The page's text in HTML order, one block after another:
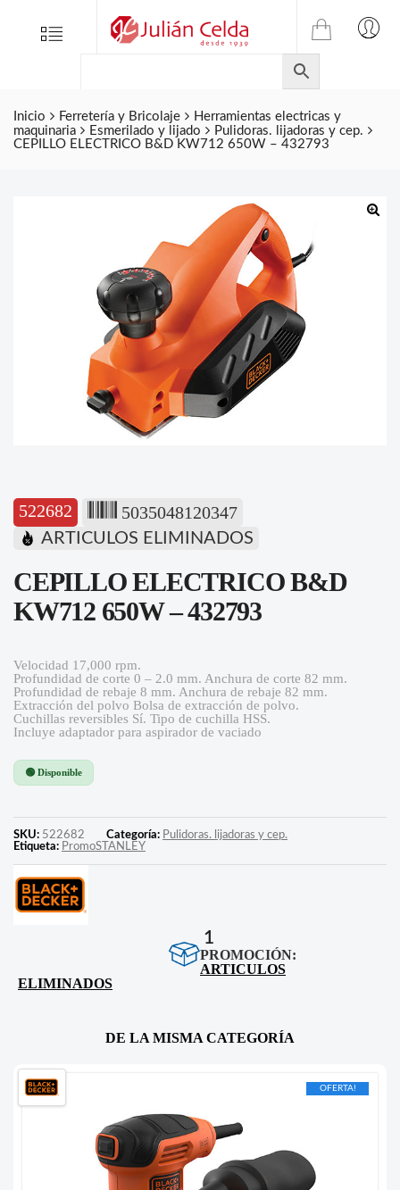
Menu
TIENDA
ONLINE
DE
JULIAN
CELDA
S.L.
Inicio Ferretería y Bricolaje
Herramientas electricas y
maquinaria
Esmerilado y lijado
Pulidoras. lijadoras y cep.
CEPILLO ELECTRICO B&D KW712 650W – 432793
522682 5035048120347
ARTICULOS ELIMINADOS
CEPILLO ELECTRICO B&D
KW712 650W – 432793
Velocidad 17,000 rpm.
Profundidad de corte 0 – 2.0 mm. Anchura de corte 82 mm.
Profundidad de rebaje 8 mm. Anchura de rebaje 82 mm.
Extracción del polvo Bolsa de extracción de polvo.
Cuchillas reversibles Sí. Tipo de cuchilla HSS.
Incluye adaptador para aspirador de vaciado
🟢 Disponible
SKU: 522682 Categoría: Pulidoras. lijadoras y cep.
Etiqueta: PromoSTANLEY
1
PROMOCIÓN:
ARTICULOS
ELIMINADOS
DE LA MISMA CATEGORÍA
OFERTA!
Folletos
Contacto